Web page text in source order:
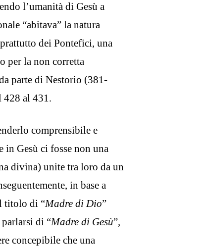
l’umanità di Gesù a
“abitava” la natura
dei Pontefici, una
per la non corretta
parte di Nestorio (381-
428 al 431.
comprensibile e
in Gesù ci fosse non una
divina) unite tra loro da un
in base a
titolo di “Madre di Dio”
di “Madre di Gesù”,
concepibile che una